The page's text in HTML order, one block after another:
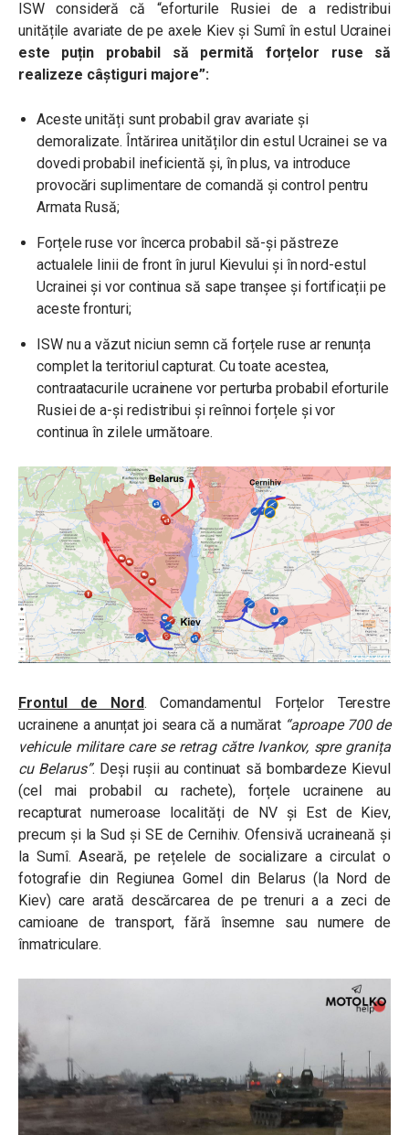
ISW consideră că “eforturile Rusiei de a redistribui
unitățile avariate de pe axele Kiev și Sumî în estul Ucrainei
este puțin probabil să permită forțelor ruse să
realizeze câștiguri majore”:
Aceste unități sunt probabil grav avariate și
demoralizate. Întărirea unităților din estul Ucrainei se va
dovedi probabil ineficientă și, în plus, va introduce
provocări suplimentare de comandă și control pentru
Armata Rusă;
Forțele ruse vor încerca probabil să-și păstreze
actualele linii de front în jurul Kievului și în nord-estul
Ucrainei și vor continua să sape tranșee și fortificații pe
aceste fronturi;
ISW nu a văzut niciun semn că forțele ruse ar renunța
complet la teritoriul capturat. Cu toate acestea,
contraatacurile ucrainene vor perturba probabil eforturile
Rusiei de a-și redistribui și reînnoi forțele și vor
continua în zilele următoare.
Frontul de Nord. Comandamentul Forțelor Terestre
ucrainene a anunțat joi seara că a numărat “aproape 700 de
vehicule militare care se retrag către Ivankov, spre granița
cu Belarus”. Deși rușii au continuat să bombardeze Kievul
(cel mai probabil cu rachete), forțele ucrainene au
recapturat numeroase localități de NV și Est de Kiev,
precum și la Sud și SE de Cernihiv. Ofensivă ucraineană și
la Sumî. Aseară, pe rețelele de socializare a circulat o
fotografie din Regiunea Gomel din Belarus (la Nord de
Kiev) care arată descărcarea de pe trenuri a a zeci de
camioane de transport, fără însemne sau numere de
înmatriculare.